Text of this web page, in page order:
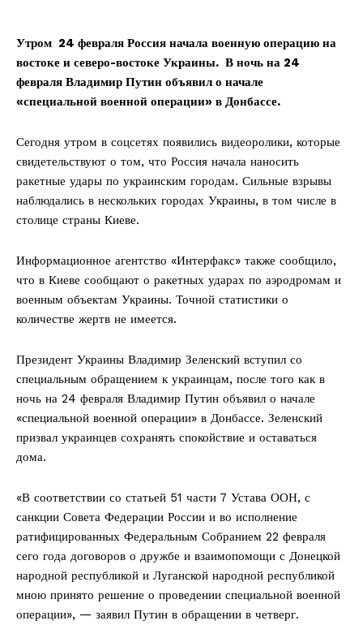
Утром 24 февраля Россия начала военную операцию на
востоке и северо-востоке Украины. В ночь на 24
февраля Владимир Путин объявил о начале
«специальной военной операции» в Донбассе.
Сегодня утром в соцсетях появились видеоролики, которые
свидетельствуют о том, что Россия начала наносить
ракетные удары по украинским городам. Сильные взрывы
наблюдались в нескольких городах Украины, в том числе в
столице страны Киеве.
Информационное агентство «Интерфакс» также сообщило,
что в Киеве сообщают о ракетных ударах по аэродромам и
военным объектам Украины. Точной статистики о
количестве жертв не имеется.
Президент Украины Владимир Зеленский вступил со
специальным обращением к украинцам, после того как в
ночь на 24 февраля Владимир Путин объявил о начале
«специальной военной операции» в Донбассе. Зеленский
призвал украинцев сохранять спокойствие и оставаться
дома.
«В соответствии со статьей 51 части 7 Устава ООН, с
санкции Совета Федерации России и во исполнение
ратифицированных Федеральным Собранием 22 февраля
сего года договоров о дружбе и взаимопомощи с Донецкой
народной республикой и Луганской народной республикой
мною принято решение о проведении специальной военной
операции», — заявил Путин в обращении в четверг.